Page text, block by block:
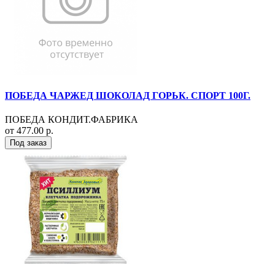
ПОБЕДА ЧАРЖЕД ШОКОЛАД ГОРЬК. СПОРТ 100Г.
ПОБЕДА КОНДИТ.ФАБРИКА
от 477.00 р.
Под заказ